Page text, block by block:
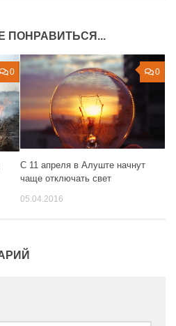
ПОНРАВИТЬСЯ...
0 0
С 11 апреля в Алуште начнут
чаще отключать свет
05.04.2016